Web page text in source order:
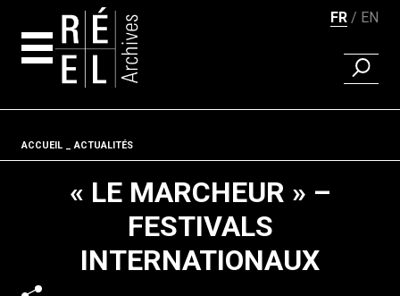
FR EN
Fil d'ariane
ACCUEIL ACTUALITÉS
« LE MARCHEUR » –
FESTIVALS
INTERNATIONAUX